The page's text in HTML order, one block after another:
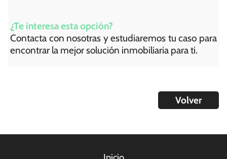
¿Te interesa esta opción?
Contacta con nosotras y estudiaremos tu caso para
encontrar la mejor solución inmobiliaria para ti.
Volver